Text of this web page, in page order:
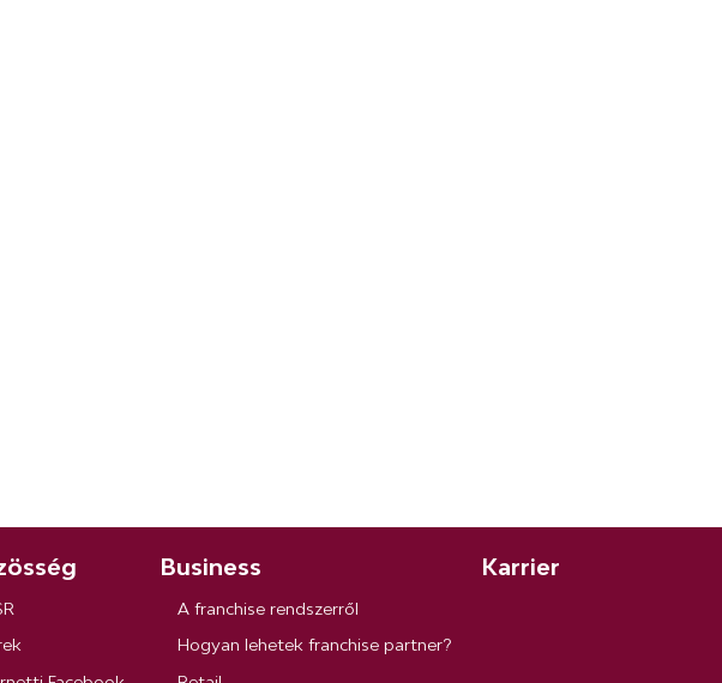
Business
A franchise rendszerről
Hogyan lehetek franchise partner?
Karrier